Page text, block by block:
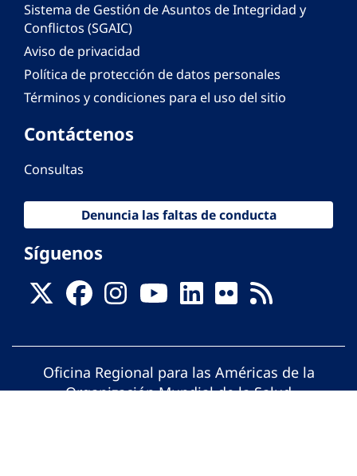
Sistema de Gestión de Asuntos de Integridad y
Conflictos (SGAIC)
Aviso de privacidad
Política de protección de datos personales
Términos y condiciones para el uso del sitio
Contáctenos
Consultas
Denuncia las faltas de conducta
Síguenos
Oficina Regional para las Américas de la
Organización Mundial de la Salud